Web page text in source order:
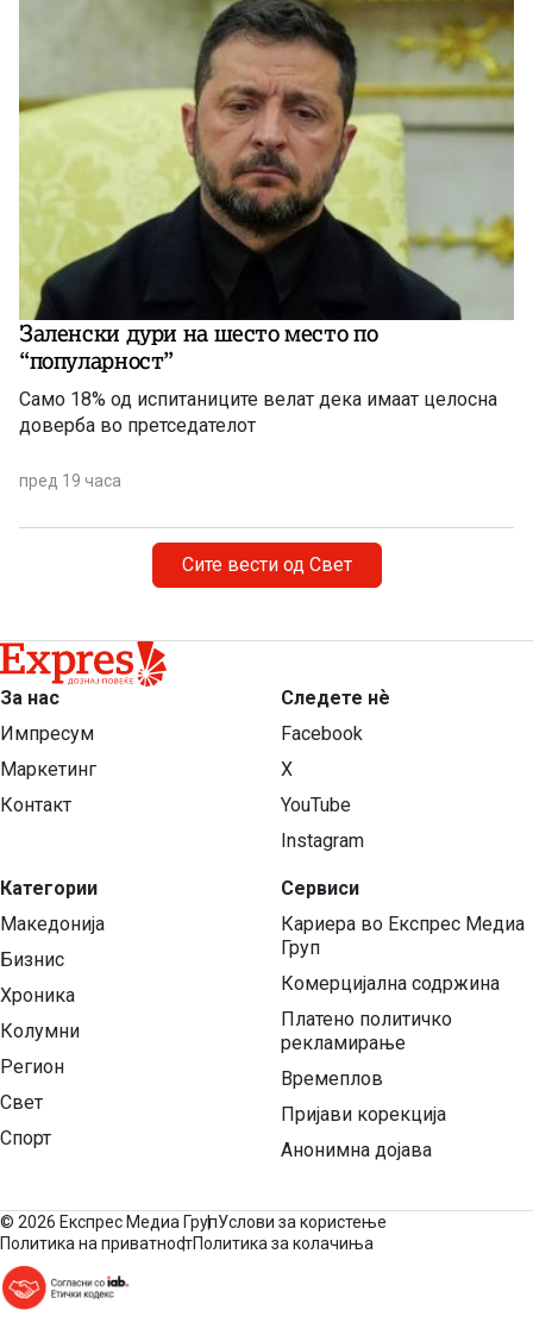
Заленски дури на шесто место по
“популарност”
Само 18% од испитаниците велат дека имаат целосна
доверба во претседателот
пред 19 часа
Сите вести од Свет
За нас
Импресум
Маркетинг
Контакт
Категории
Македонија
Бизнис
Хроника
Колумни
Регион
Свет
Спорт
Следете нѐ
Facebook
X
YouTube
Instagram
Сервиси
Кариера во Експрес Медиа
Груп
Комерцијална содржина
Платено политичко
рекламирање
Времеплов
Пријави корекција
Анонимна дојава
© 2026 Експрес Медиа ГрупУслови за користење
Политика на приватностПолитика за колачиња